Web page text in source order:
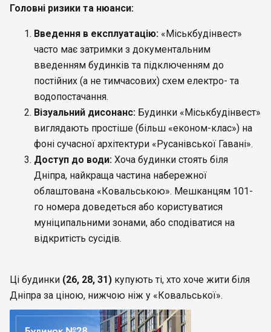
Головні ризики та нюанси:
Введення в експлуатацію: «Міськбудінвест»
часто має затримки з документальним
введенням будинків та підключенням до
постійних (а не тимчасових) схем електро- та
водопостачання.
Візуальний дисонанс: Будинки «Міськбудінвест»
виглядають простіше (більш «економ-клас») на
фоні сучасної архітектури «Русанівської Гавані».
Доступ до води: Хоча будинки стоять біля
Дніпра, найкраща частина набережної
облаштована «Ковальською». Мешканцям 101-
го номера доведеться або користуватися
муніципальними зонами, або сподіватися на
відкритість сусідів.
Ці будинки (26, 28, 31) купують ті, хто хоче жити біля
Дніпра за ціною, нижчою ніж у «Ковальської».